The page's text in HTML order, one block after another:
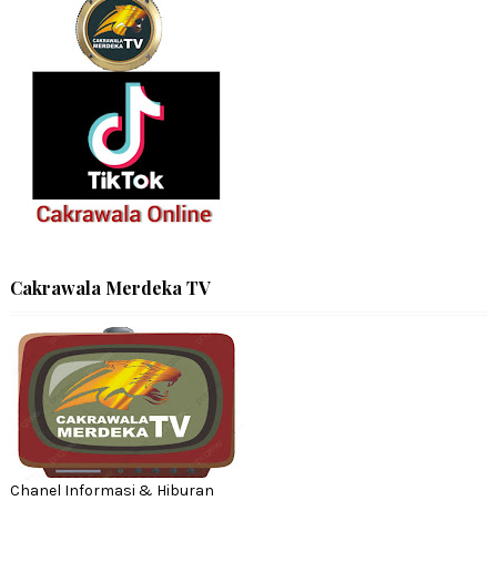
Cakrawala Merdeka TV
Chanel Informasi & Hiburan